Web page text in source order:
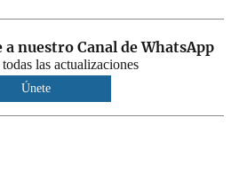
a nuestro Canal de WhatsApp
las actualizaciones
Únete